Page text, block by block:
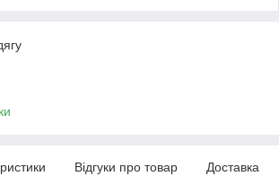
Відгуки про товар Доставка